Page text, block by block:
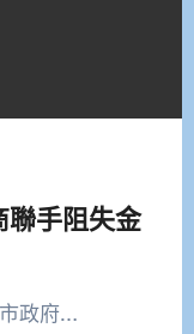
手阻失金
市政府…